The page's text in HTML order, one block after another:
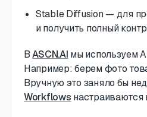
Stable Diffusion — для
и получить полный
ВASCN.AI мы используем
Например: берем фото
Вручную это заняло бы
Workflows настраиваются